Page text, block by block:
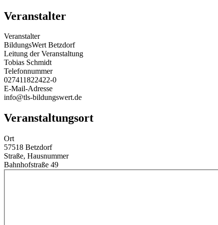
Veranstalter
Veranstalter
BildungsWert Betzdorf
Leitung der Veranstaltung
Tobias Schmidt
Telefonnummer
027411822422-0
E-Mail-Adresse
info@tls-bildungswert.de
Veranstaltungsort
Ort
57518 Betzdorf
Straße, Hausnummer
Bahnhofstraße 49